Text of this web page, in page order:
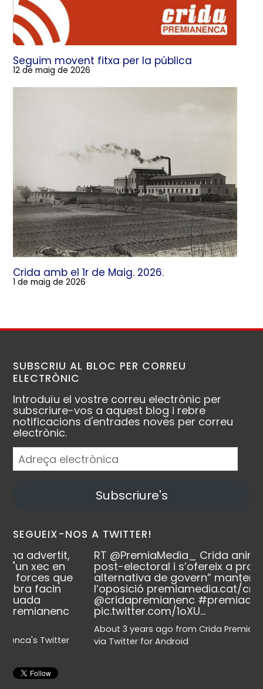
Seguim movent fitxa per la pública
12 de maig de 2026
Crida amb el 1r de Maig. 2026.
1 de maig de 2026
SUBSCRIU AL BLOC PER CORREU
ELECTRÒNIC
Introduïu el vostre correu electrònic per
subscriure-vos a aquest blog i rebre
notificacions d'entrades noves per correu
electrònic.
Adreça
electrònica
Subscriure's
SEGUEIX-NOS A TWITTER!
RT@PremiaMedia_Crida anima l’escenari
post-electoral i s’ofereix a propiciar “una
alternativa de govern” mantenint-se a
l’oposició premiamedia.cat/crid…
@cridapremianenc #premiademar
pic.twitter.com/1oXU…
About 3 years agofrom Crida Premianenca's Twitter
viaTwitter for Android